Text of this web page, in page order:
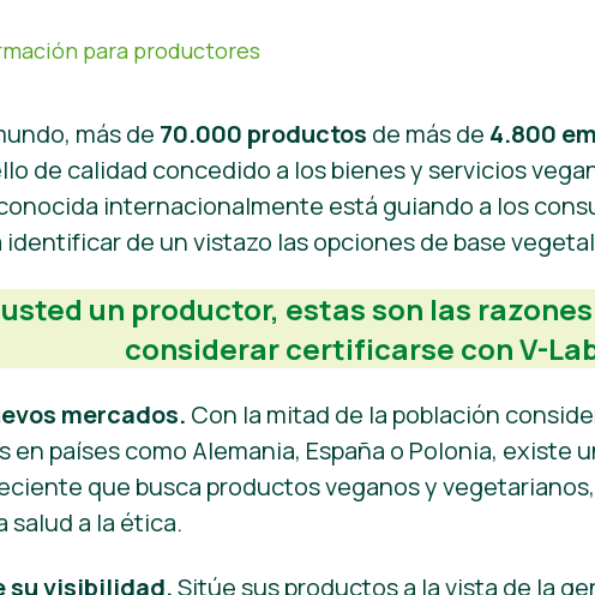
para productores
más de 70.000 productos de más de 4.800
de calidad concedido a los bienes y servicios
internacionalmente está guiando a los
identificar de un vistazo las opciones de base
un productor, estas son las
considerar certificarse con V-
mercados. Con la mitad de la población
en países como Alemania, España o Polonia, existe
que busca productos veganos y
salud a la ética.
su visibilidad.Sitúe sus productos a la vista de la